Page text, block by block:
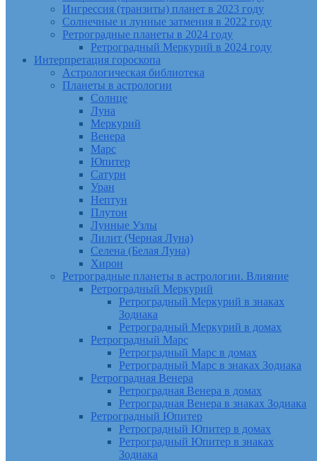
Ингрессия (транзиты) планет в 2023 году
Солнечные и лунные затмения в 2022 году
Ретроградные планеты в 2024 году
Ретроградный Меркурий в 2024 году
Интерпретация гороскопа
Астрологическая библиотека
Планеты в астрологии
Солнце
Луна
Меркурий
Венера
Марс
Юпитер
Сатурн
Уран
Нептун
Плутон
Лунные Узлы
Лилит (Черная Луна)
Селена (Белая Луна)
Хирон
Ретроградные планеты в астрологии. Влияние
Ретроградный Меркурий
Ретроградный Меркурий в знаках
Зодиака
Ретроградный Меркурий в домах
Ретроградный Марс
Ретроградный Марс в домах
Ретроградный Марс в знаках Зодиака
Ретроградная Венера
Ретроградная Венера в домах
Ретроградная Венера в знаках Зодиака
Ретроградный Юпитер
Ретроградный Юпитер в домах
Ретроградный Юпитер в знаках
Зодиака